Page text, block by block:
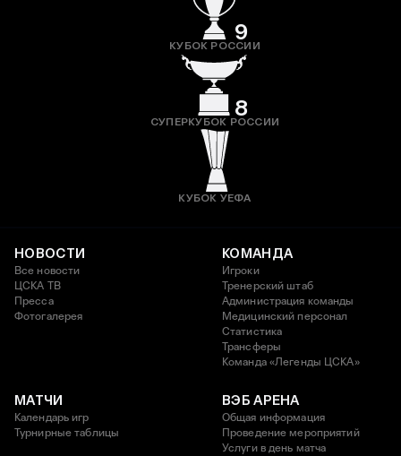
9
КУБОК РОССИИ
8
СУПЕРКУБОК РОССИИ
КУБОК УЕФА
НОВОСТИ
Все новости
ЦСКА ТВ
Пресса
Фотогалерея
КОМАНДА
Игроки
Тренерский штаб
Администрация команды
Медицинский персонал
Статистика
Трансферы
Команда «Легенды ЦСКА»
МАТЧИ
Календарь игр
Турнирные таблицы
ВЭБ АРЕНА
Общая информация
Проведение мероприятий
Услуги в день матча